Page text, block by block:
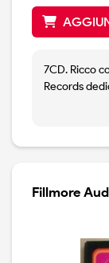
7CD. Ricco
Records
Love e
Fillmore